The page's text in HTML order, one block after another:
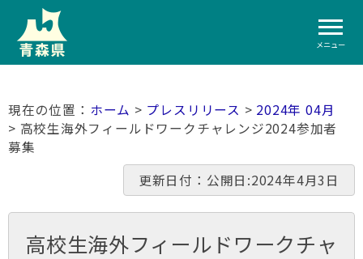
メニュー
ホーム > プレスリリース > 2024年 04月
> 高校生海外フィールドワークチャレンジ2024参加者
募集
更新日付：公開日:2024年4月3日
高校生海外フィールドワークチャ